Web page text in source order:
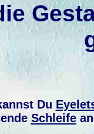
Du
Schleife